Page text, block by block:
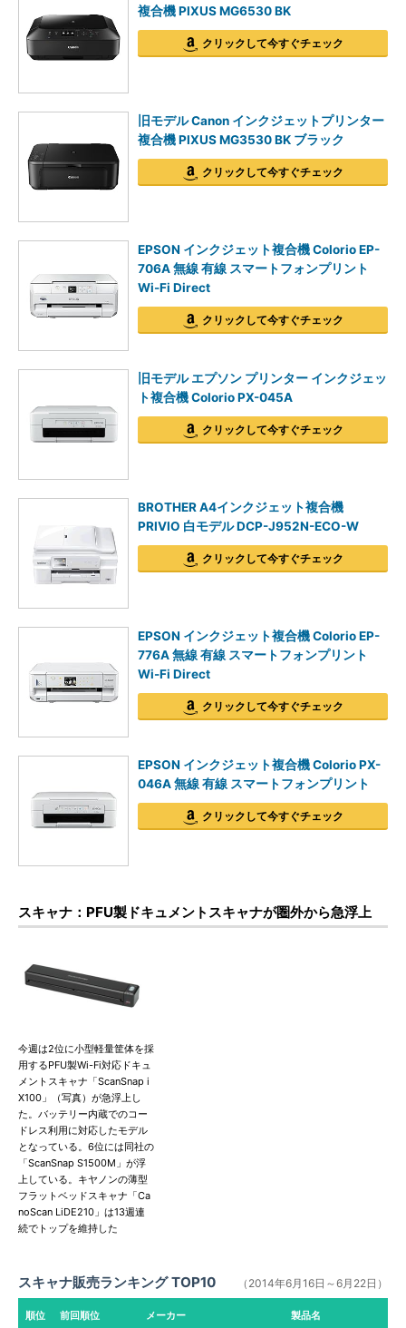
複合機 PIXUS MG6530 BK
クリックして今すぐチェック
旧モデル Canon インクジェットプリンター
複合機 PIXUS MG3530 BK ブラック
クリックして今すぐチェック
EPSON インクジェット複合機 Colorio EP-
706A 無線 有線 スマートフォンプリント
Wi-Fi Direct
クリックして今すぐチェック
旧モデル エプソン プリンター インクジェッ
ト複合機 Colorio PX-045A
クリックして今すぐチェック
BROTHER A4インクジェット複合機
PRIVIO 白モデル DCP-J952N-ECO-W
クリックして今すぐチェック
EPSON インクジェット複合機 Colorio EP-
776A 無線 有線 スマートフォンプリント
Wi-Fi Direct
クリックして今すぐチェック
EPSON インクジェット複合機 Colorio PX-
046A 無線 有線 スマートフォンプリント
クリックして今すぐチェック
スキャナ：PFU製ドキュメントスキャナが圏外から急浮上
今週は2位に小型軽量筐体を採
用するPFU製Wi-Fi対応ドキュ
メントスキャナ「ScanSnap i
X100」（写真）が急浮上し
た。バッテリー内蔵でのコー
ドレス利用に対応したモデル
となっている。6位には同社の
「ScanSnap S1500M」が浮
上している。キヤノンの薄型
フラットベッドスキャナ「Ca
noScan LiDE210」は13週連
続でトップを維持した
スキャナ販売ランキング TOP10 （2014年6月16日～6月22日）
順位 前回順位 メーカー 製品名